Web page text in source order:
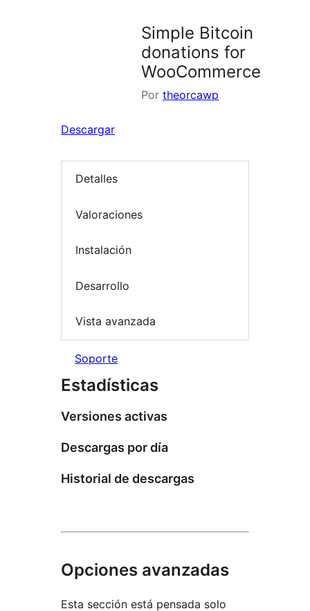
Simple Bitcoin
donations for
WooCommerce
Por theorcawp
Descargar
Detalles
Valoraciones
Instalación
Desarrollo
Vista avanzada
Soporte
Estadísticas
Versiones activas
Descargas por día
Historial de descargas
Opciones avanzadas
Esta sección está pensada solo